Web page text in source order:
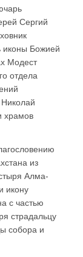
Сергий
иконы Божией
Модест
отдела
храмов
из
Алма-
икону
с частью
страдальцу
собора и